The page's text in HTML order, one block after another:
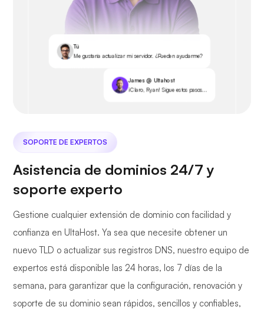
Tú
Me gustaría actualizar mi servidor. ¿Pueden ayudarme?
James @ Ultahost
¡Claro, Ryan! Sigue estos pasos...
SOPORTE DE EXPERTOS
Asistencia de dominios 24/7 y
soporte experto
Gestione cualquier extensión de dominio con facilidad y
confianza en UltaHost. Ya sea que necesite obtener un
nuevo TLD o actualizar sus registros DNS, nuestro equipo de
expertos está disponible las 24 horas, los 7 días de la
semana, para garantizar que la configuración, renovación y
soporte de su dominio sean rápidos, sencillos y confiables,